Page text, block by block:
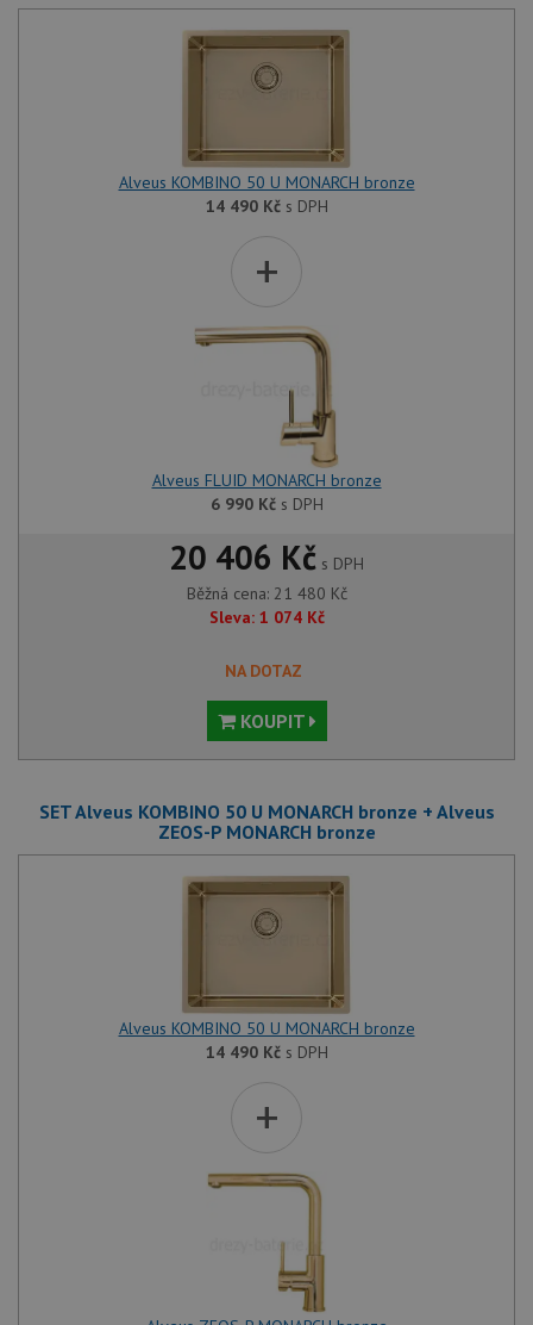
Alveus KOMBINO 50 U MONARCH bronze
14 490 Kčs DPH
+
Alveus FLUID MONARCH bronze
6 990 Kčs DPH
20 406 Kč s DPH
Běžná cena: 21 480 Kč
Sleva: 1 074 Kč
NA DOTAZ
KOUPIT
SET Alveus KOMBINO 50 U MONARCH bronze + Alveus
ZEOS-P MONARCH bronze
Alveus KOMBINO 50 U MONARCH bronze
14 490 Kčs DPH
+